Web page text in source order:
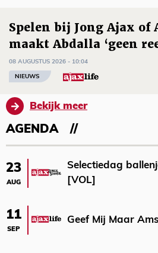
Spelen bij Jong Ajax of
maakt Abdalla ‘geen
08 AUGUSTUS 2026 - 10:04
NIEUWS
Bekijk meer
AGENDA
23
AUG
Selectiedag
[VOL]
11
SEP
Geef Mij Maar